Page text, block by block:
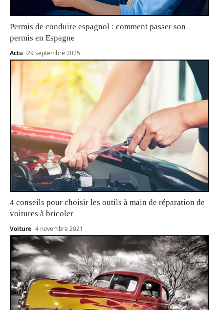
Permis de conduire espagnol : comment passer son
permis en Espagne
Actu 29 septembre 2025
4 conseils pour choisir les outils à main de réparation de
voitures à bricoler
Voiture 4 novembre 2021